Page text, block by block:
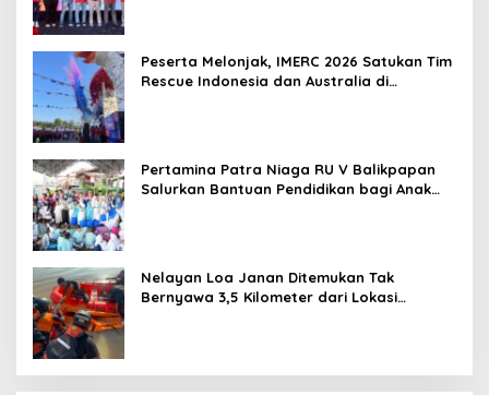
Peserta Melonjak, IMERC 2026 Satukan Tim
Rescue Indonesia dan Australia di
Pertamina Patra Niaga RU V Balikpapan
Salurkan Bantuan Pendidikan bagi Anak
Nelayan Loa Janan Ditemukan Tak
Bernyawa 3,5 Kilometer dari Lokasi